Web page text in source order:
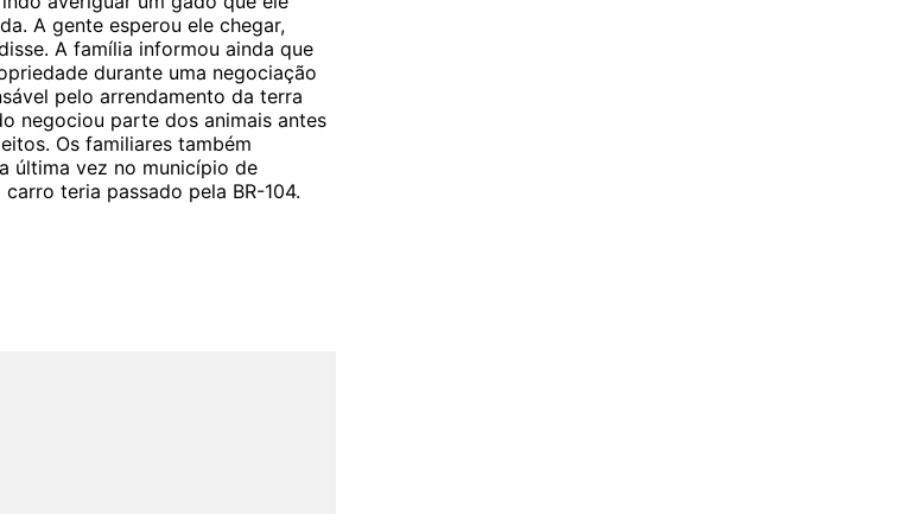
A gente esperou ele chegar,
A família informou ainda que
durante uma negociação
pelo arrendamento da terra
negociou parte dos animais antes
Os familiares também
última vez no município de
teria passado pela BR-104.